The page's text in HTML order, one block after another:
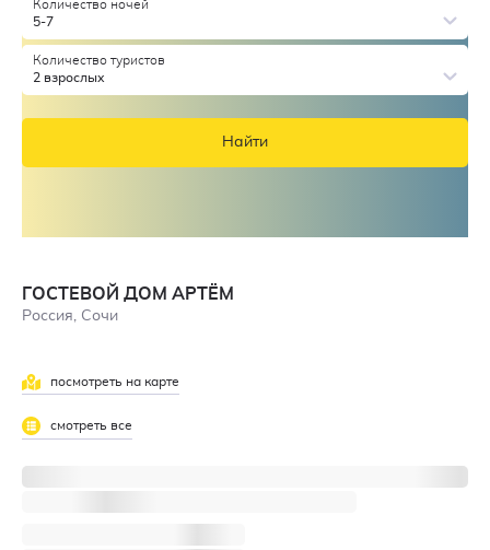
Количество ночей
5-7
Количество туристов
2 взрослых
Найти
ГОСТЕВОЙ ДОМ АРТЁМ
Россия, Сочи
посмотреть на карте
смотреть все